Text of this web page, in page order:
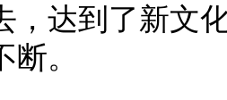
，达到了新文
。